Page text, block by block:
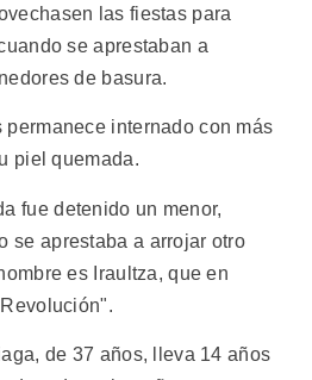
las fiestas para
se aprestaban a
de basura.
internado con más
piel quemada.
fue detenido un menor,
se aprestaba a arrojar otro
es Iraultza, que en
de 37 años, lleva 14 años